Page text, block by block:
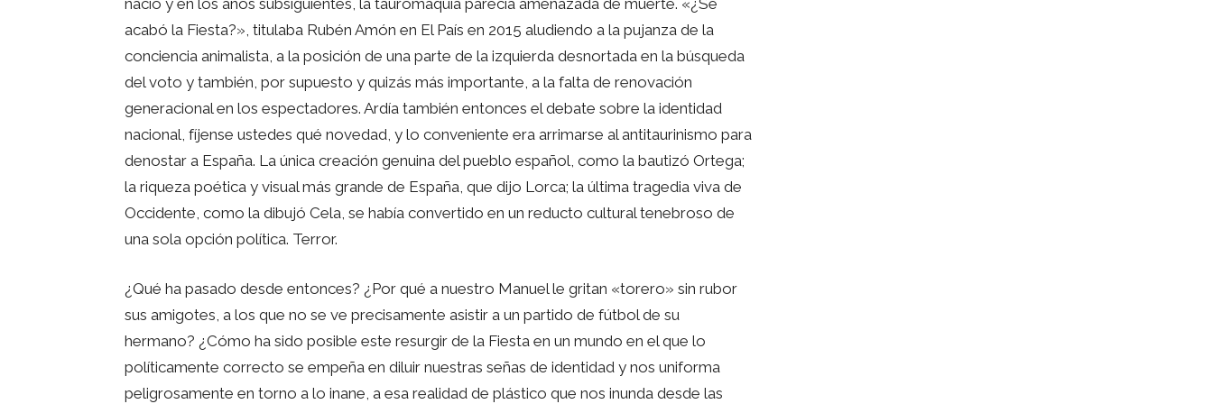
nació y en los años subsiguientes, la tauromaquia parecía amenazada de muerte. «¿Se
acabó la Fiesta?», titulaba Rubén Amón en El País en 2015 aludiendo a la pujanza de la
conciencia animalista, a la posición de una parte de la izquierda desnortada en la búsqueda
del voto y también, por supuesto y quizás más importante, a la falta de renovación
generacional en los espectadores. Ardía también entonces el debate sobre la identidad
nacional, fíjense ustedes qué novedad, y lo conveniente era arrimarse al antitaurinismo para
denostar a España. La única creación genuina del pueblo español, como la bautizó Ortega;
la riqueza poética y visual más grande de España, que dijo Lorca; la última tragedia viva de
Occidente, como la dibujó Cela, se había convertido en un reducto cultural tenebroso de
una sola opción política. Terror.
¿Qué ha pasado desde entonces? ¿Por qué a nuestro Manuel le gritan «torero» sin rubor
sus amigotes, a los que no se ve precisamente asistir a un partido de fútbol de su
hermano? ¿Cómo ha sido posible este resurgir de la Fiesta en un mundo en el que lo
políticamente correcto se empeña en diluir nuestras señas de identidad y nos uniforma
peligrosamente en torno a lo inane, a esa realidad de plástico que nos inunda desde las